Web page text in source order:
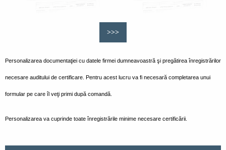
>>>
Personalizarea documentaţiei cu datele firmei dumneavoastră şi pregătirea înregistrărilor
necesare auditului de certificare. Pentru acest lucru va fi necesară completarea unui
formular pe care îl veţi primi după comandă.
Personalizarea va cuprinde toate înregistrările minime necesare certificării.